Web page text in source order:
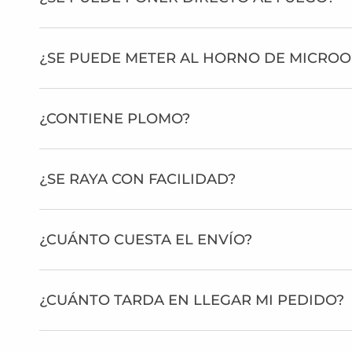
¿SE PUEDE METER AL HORNO DE
¿CONTIENE PLOMO?
¿SE RAYA CON FACILIDAD?
¿CUÁNTO CUESTA EL ENVÍO?
¿CUÁNTO TARDA EN LLEGAR MI PEDIDO?